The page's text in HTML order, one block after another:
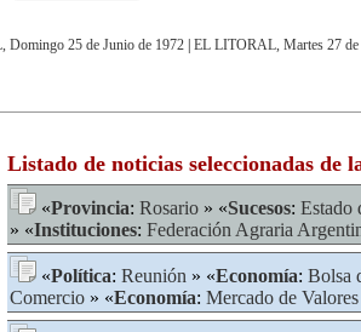
25 de Junio de 1972 EL LITORAL, Martes 27 de
Listado de noticias seleccionadas de
«Provincia: Rosario » «Sucesos: Estado
» «Instituciones: Federación Agraria
«Política: Reunión » «Economía: Bolsa
Comercio » «Economía: Mercado de Valores